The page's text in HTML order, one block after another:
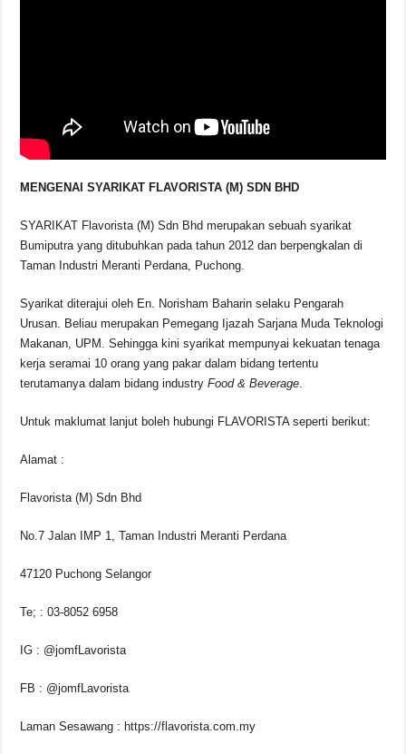
MENGENAI SYARIKAT FLAVORISTA (M) SDN BHD
SYARIKAT Flavorista (M) Sdn Bhd merupakan sebuah syarikat
Bumiputra yang ditubuhkan pada tahun 2012 dan berpengkalan di
Taman Industri Meranti Perdana, Puchong.
Syarikat diterajui oleh En. Norisham Baharin selaku Pengarah
Urusan. Beliau merupakan Pemegang Ijazah Sarjana Muda Teknologi
Makanan, UPM. Sehingga kini syarikat mempunyai kekuatan tenaga
kerja seramai 10 orang yang pakar dalam bidang tertentu
terutamanya dalam bidang industryFood & Beverage.
Untuk maklumat lanjut boleh hubungi FLAVORISTA seperti berikut:
Alamat :
Flavorista (M) Sdn Bhd
No.7 Jalan IMP 1, Taman Industri Meranti Perdana
47120 Puchong Selangor
Te; : 03-8052 6958
IG : @jomfLavorista
FB : @jomfLavorista
Laman Sesawang : https://flavorista.com.my